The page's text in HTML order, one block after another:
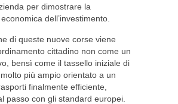
per dimostrare la
dell’investimento.
di queste nuove corse viene
cittadino non come un
bensì come il tassello iniziale di
più ampio orientato a un
finalmente efficiente,
passo con gli standard europei.